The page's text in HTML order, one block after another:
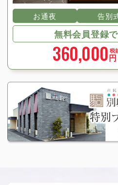
お通夜 告別
無料会員登録で
360,000 税